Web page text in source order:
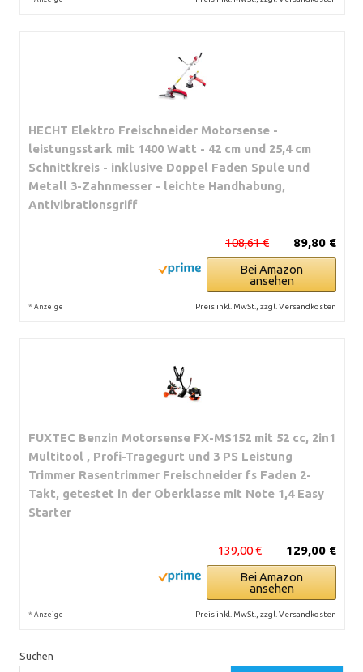
HECHT Elektro Freischneider Motorsense -
leistungsstark mit 1400 Watt - 42 cm und 25,4 cm
Schnittkreis - inklusive Doppel Faden Spule und
Metall 3-Zahnmesser - leichte Handhabung,
Antivibrationsgriff
89,80 €
108,61 €
Bei Amazon
ansehen
* Anzeige Preis inkl. MwSt., zzgl. Versandkosten
FUXTEC Benzin Motorsense FX-MS152 mit 52 cc, 2in1
Multitool , Profi-Tragegurt und 3 PS Leistung
Trimmer Rasentrimmer Freischneider fs Faden 2-
Takt, getestet in der Oberklasse mit Note 1,4 Easy
Starter
129,00 €
139,00 €
Bei Amazon
ansehen
* Anzeige Preis inkl. MwSt., zzgl. Versandkosten
Suchen